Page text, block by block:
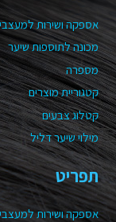
אספקה ושירות
מכונה לתוספות שיער
מספרה
קטגוריית מוצרים
קטלוג צבעים
מילוי שיער דליל
תפריט
אספקה ושירות